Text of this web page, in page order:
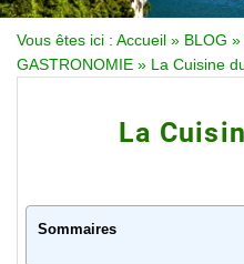
Vous êtes ici : Accueil » BLOG »
GASTRONOMIE » La Cuisine
La
Sommaires